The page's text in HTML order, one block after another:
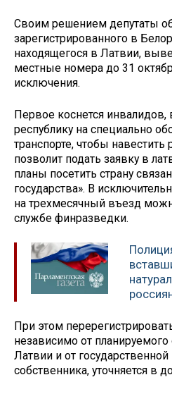
Своим решением депутаты
зарегистрированного в
находящегося в Латвии,
местные номера до 31
исключения.
Первое коснется
республику на специально
транспорте, чтобы
позволит подать заявку в
планы посетить страну
государства». В
на трехмесячный въезд
службе финразведки.
При этом
независимо от
Латвии и от
собственника, уточняется в